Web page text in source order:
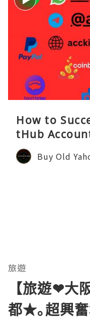
How to
tHub
Buy Old
旅遊
【旅遊❤大
都★｡超興